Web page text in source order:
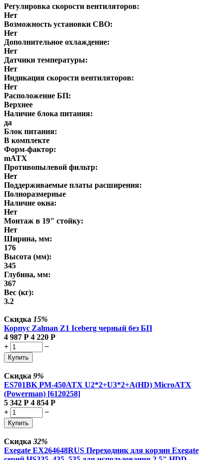
Регулировка скорости вентиляторов:
Нет
Возможность установки СВО:
Нет
Дополнительное охлаждение:
Нет
Датчики температуры:
Нет
Индикация скорости вентиляторов:
Нет
Расположение БП:
Верхнее
Наличие блока питания:
да
Блок питания:
В комплекте
Форм-фактор:
mATX
Противопылевой фильтр:
Нет
Поддерживаемые платы расширения:
Полноразмерные
Наличие окна:
Нет
Монтаж в 19" стойку:
Нет
Ширина, мм:
176
Высота (мм):
345
Глубина, мм:
367
Вес (кг):
3.2
Скидка 15%
Корпус Zalman Z1 Iceberg черный без БП
4 987 Р 4 220 Р
+
−
Купить
Скидка 9%
ES701BK PM-450ATX U2*2+U3*2+A(HD) MicroATX
(Powerman) [6120258]
5 342 Р 4 854 Р
+
−
Купить
Скидка 32%
Exegate EX264648RUS Переходник для корзин Exegate